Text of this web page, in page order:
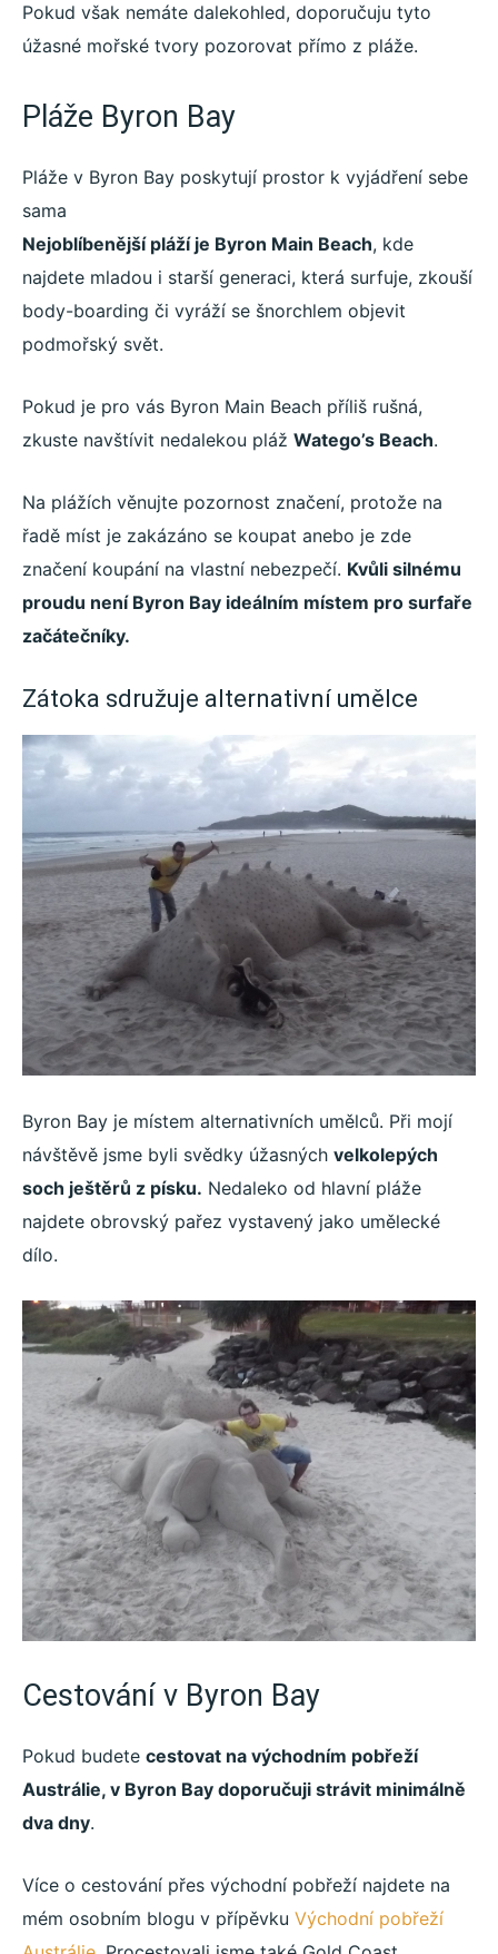
Pokud však nemáte dalekohled, doporučuju tyto
úžasné mořské tvory pozorovat přímo z pláže.
Pláže Byron Bay
Pláže v Byron Bay poskytují prostor k vyjádření sebe
sama
Nejoblíbenější pláží je Byron Main Beach, kde
najdete mladou i starší generaci, která surfuje, zkouší
body-boarding či vyráží se šnorchlem objevit
podmořský svět.
Pokud je pro vás Byron Main Beach příliš rušná,
zkuste navštívit nedalekou pláž Watego’s Beach.
Na plážích věnujte pozornost značení, protože na
řadě míst je zakázáno se koupat anebo je zde
značení koupání na vlastní nebezpečí. Kvůli silnému
proudu není Byron Bay ideálním místem pro surfaře
začátečníky.
Zátoka sdružuje alternativní umělce
Byron Bay je místem alternativních umělců. Při mojí
návštěvě jsme byli svědky úžasných velkolepých
soch ještěrů z písku. Nedaleko od hlavní pláže
najdete obrovský pařez vystavený jako umělecké
dílo.
Cestování v Byron Bay
Pokud budete cestovat na východním pobřeží
Austrálie, v Byron Bay doporučuji strávit minimálně
dva dny.
Více o cestování přes východní pobřeží najdete na
mém osobním blogu v přípěvku Východní pobřeží